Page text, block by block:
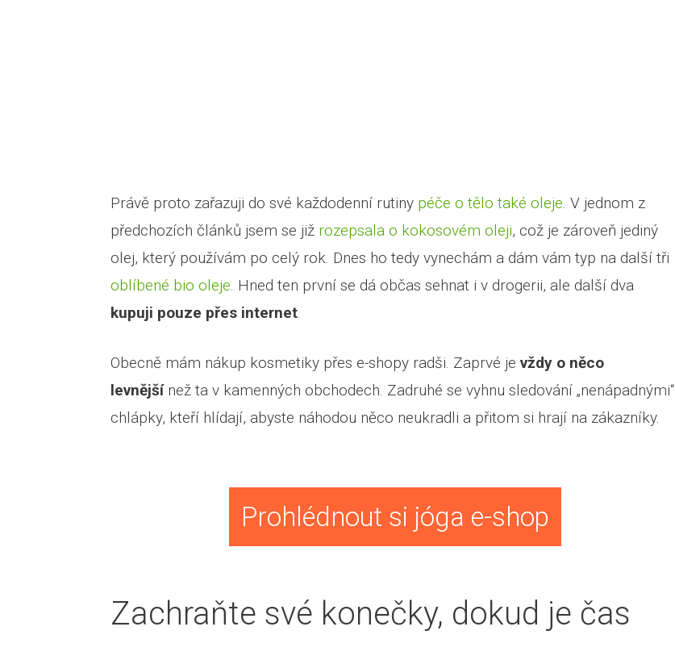
Právě proto zařazuji do své každodenní rutiny péče o tělo také oleje . V jednom z
předchozích článků jsem se již rozepsala o kokosovém oleji, což je zároveň jediný
olej, který používám po celý rok. Dnes ho tedy vynechám a dám vám typ na další tři
oblíbené bio oleje . Hned ten první se dá občas sehnat i v drogerii, ale další dva
kupuji pouze přes internet
Obecně mám nákup kosmetiky přes e-shopy radši. Zaprvé je vždy o něco
levnějšínež ta v kamenných obchodech. Zadruhé se vyhnu sledování „nenápadnými“
chlápky, kteří hlídají, abyste náhodou něco neukradli a přitom si hrají na zákazníky.
Prohlédnout si jóga e-shop
Zachraňte své konečky, dokud je čas